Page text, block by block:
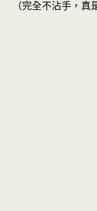
（完全不沾手，真